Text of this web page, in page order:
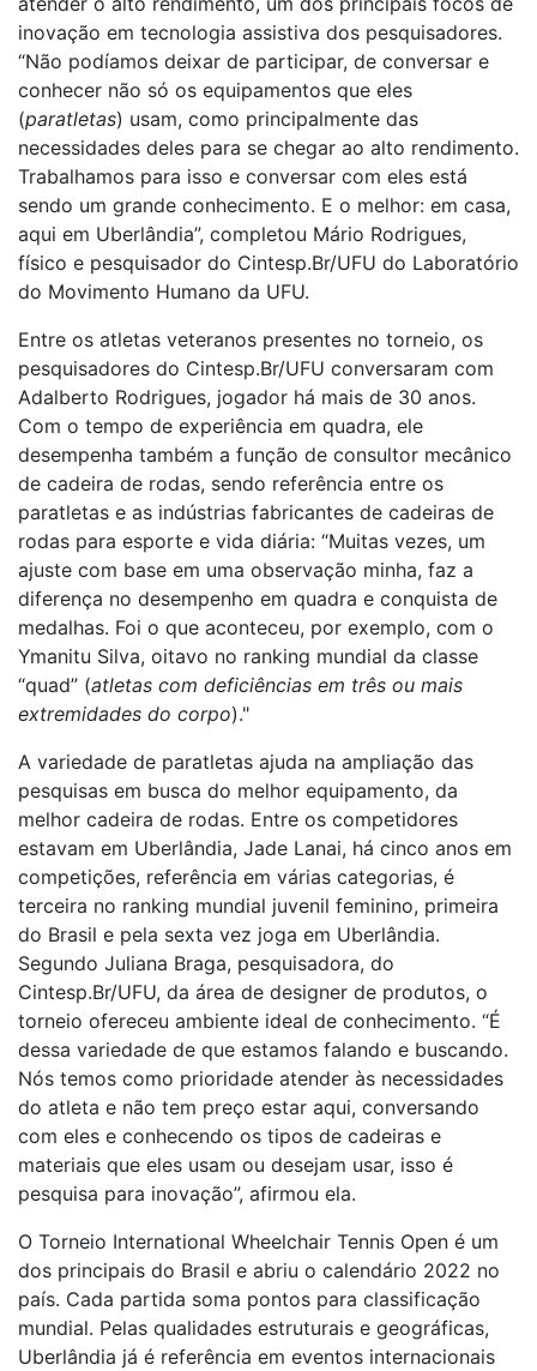
inovação em tecnologia assistiva dos pesquisadores.
“Não podíamos deixar de participar, de conversar e
conhecer não só os equipamentos que eles
(paratletas) usam, como principalmente das
necessidades deles para se chegar ao alto rendimento.
Trabalhamos para isso e conversar com eles está
sendo um grande conhecimento. E o melhor: em casa,
aqui em Uberlândia”, completou Mário Rodrigues,
físico e pesquisador do Cintesp.Br/UFU do Laboratório
do Movimento Humano da UFU.
Entre os atletas veteranos presentes no torneio, os
pesquisadores do Cintesp.Br/UFU conversaram com
Adalberto Rodrigues, jogador há mais de 30 anos.
Com o tempo de experiência em quadra, ele
desempenha também a função de consultor mecânico
de cadeira de rodas, sendo referência entre os
paratletas e as indústrias fabricantes de cadeiras de
rodas para esporte e vida diária: “Muitas vezes, um
ajuste com base em uma observação minha, faz a
diferença no desempenho em quadra e conquista de
medalhas. Foi o que aconteceu, por exemplo, com o
Ymanitu Silva, oitavo no ranking mundial da classe
“quad” (atletas com deficiências em três ou mais
extremidades do corpo)."
A variedade de paratletas ajuda na ampliação das
pesquisas em busca do melhor equipamento, da
melhor cadeira de rodas. Entre os competidores
estavam em Uberlândia, Jade Lanai, há cinco anos em
competições, referência em várias categorias, é
terceira no ranking mundial juvenil feminino, primeira
do Brasil e pela sexta vez joga em Uberlândia.
Segundo Juliana Braga, pesquisadora, do
Cintesp.Br/UFU, da área de designer de produtos, o
torneio ofereceu ambiente ideal de conhecimento. “É
dessa variedade de que estamos falando e buscando.
Nós temos como prioridade atender às necessidades
do atleta e não tem preço estar aqui, conversando
com eles e conhecendo os tipos de cadeiras e
materiais que eles usam ou desejam usar, isso é
pesquisa para inovação”, afirmou ela.
O Torneio International Wheelchair Tennis Open é um
dos principais do Brasil e abriu o calendário 2022 no
país. Cada partida soma pontos para classificação
mundial. Pelas qualidades estruturais e geográficas,
Uberlândia já é referência em eventos internacionais